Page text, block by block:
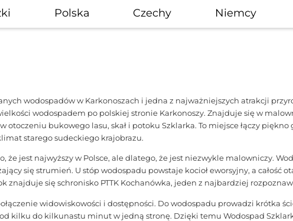
Polska Czechy Niemcy
wodospadów w Karkonoszach i jedna z najważniejszych atrakcji
wodospadem po polskiej stronie Karkonoszy. Znajduje się w
w otoczeniu bukowego lasu, skał i potoku Szklarka. To miejsce łączy
starego sudeckiego krajobrazu.
jest najwyższy w Polsce, ale dlatego, że jest niezwykle malowniczy.
się strumień. U stóp wodospadu powstaje kocioł eworsyjny, a całość
znajduje się schronisko PTTK Kochanówka, jeden z najbardziej
widowiskowości i dostępności. Do wodospadu prowadzi krótka
kilku do kilkunastu minut w jedną stronę. Dzięki temu Wodospad